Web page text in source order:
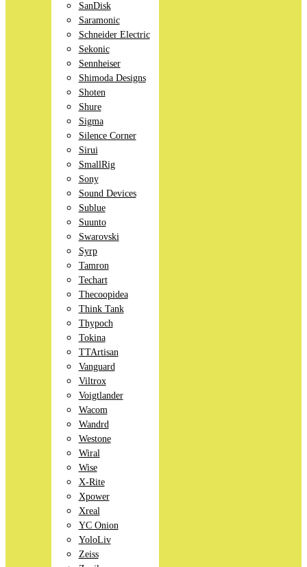
SanDisk
Saramonic
Schneider Electric
Sekonic
Sennheiser
Shimoda Designs
Shoten
Shure
Sigma
Silence Corner
Sirui
SmallRig
Sony
Sound Devices
Sublue
Suunto
Swarovski
Syrp
Tamron
Techart
Thecoopidea
Think Tank
Thypoch
Tokina
TTArtisan
Vanguard
Viltrox
Voigtlander
Wacom
Wandrd
Westone
Wiral
Wise
X-Rite
Xpower
Xreal
YC Onion
YoloLiv
Zeiss